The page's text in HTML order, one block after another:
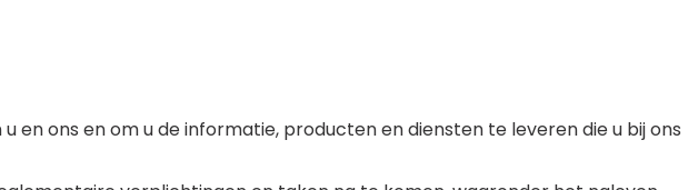
ons en om u de informatie, producten en diensten te leveren die u bij ons